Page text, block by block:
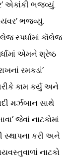
એકાંકી ભજવ્યું.
ભજવ્યું.
સ્પર્ધામાં કૉલેજ
એમને શ્રેષ્ઠ
રમકડાં’
કામ કર્યું અને
મર્ઝબાન સાથે
જેવાં નાટકોમાં
સ્થાપના કરી અને
નાટકો